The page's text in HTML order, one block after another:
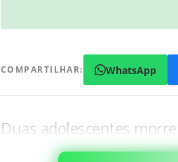
COMPARTILHAR: WhatsApp
Duas adolescentes